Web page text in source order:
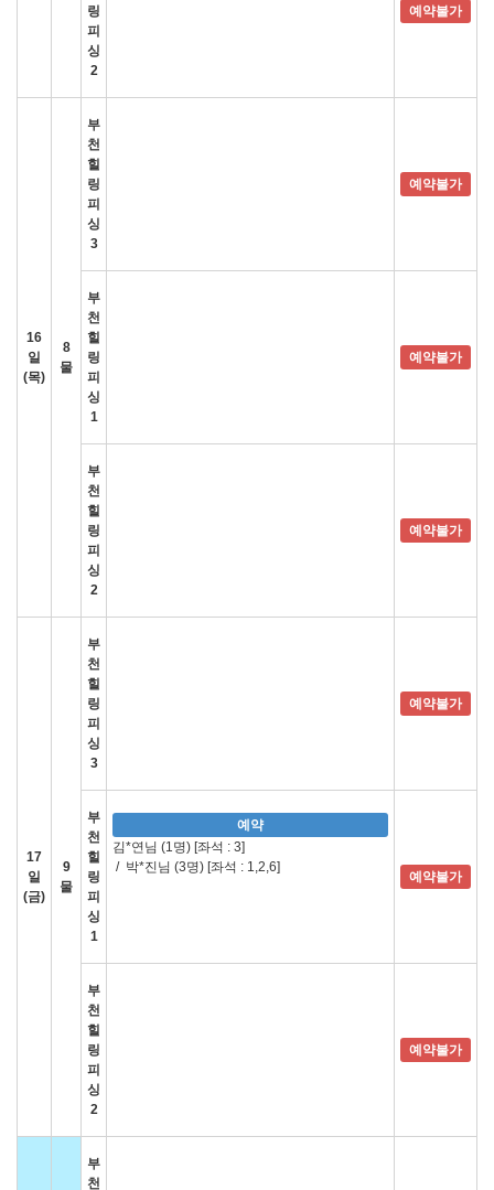
링
피
싱
2
예약불가
16
일
(목)
8
물
부
천
힐
링
피
싱
3
예약불가
부
천
힐
링
피
싱
1
예약불가
부
천
힐
링
피
싱
2
예약불가
17
일
(금)
9
물
부
천
힐
링
피
싱
3
예약불가
부
천
힐
링
피
싱
1
예약
김*연님 (1명) [좌석 : 3]
/ 박*진님 (3명) [좌석 : 1,2,6]
예약불가
부
천
힐
링
피
싱
2
예약불가
부
천